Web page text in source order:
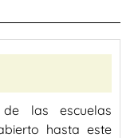
las escuelas
hasta este